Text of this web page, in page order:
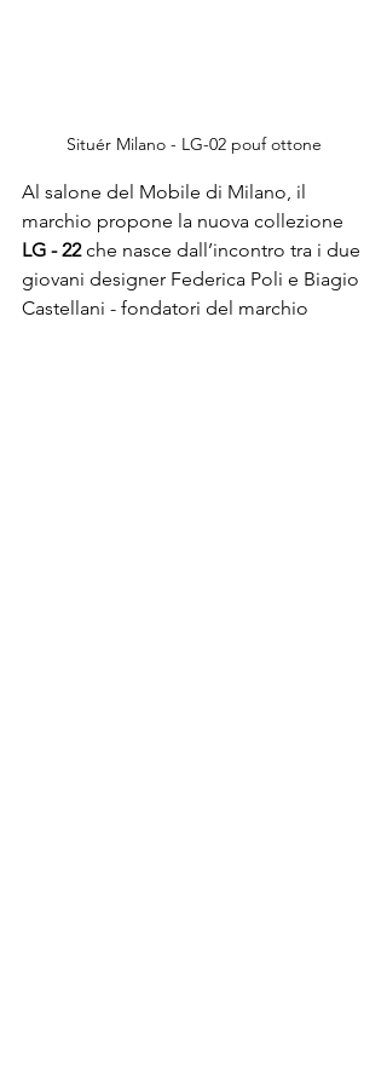
Situér Milano - LG-02 pouf ottone
Al salone del Mobile di Milano, il
marchio propone la nuova collezione
LG - 22 che nasce dall’incontro tra i due
giovani designer Federica Poli e Biagio
Castellani - fondatori del marchio